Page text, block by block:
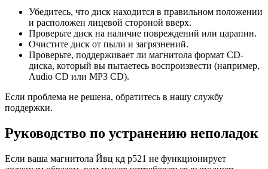
Убедитесь, что диск находится в правильном положении
и расположен лицевой стороной вверх.
Проверьте диск на наличие повреждений или царапин.
Очистите диск от пыли и загрязнений.
Проверьте, поддерживает ли магнитола формат CD-
диска, который вы пытаетесь воспроизвести (например,
Audio CD или MP3 CD).
Если проблема не решена, обратитесь в нашу службу
поддержки.
Руководство по устранению неполадок
Если ваша магнитола Йвц кд р521 не функционирует